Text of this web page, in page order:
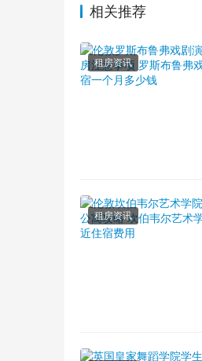
相关推荐
租房资讯
租房资讯